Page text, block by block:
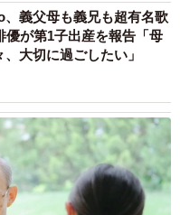
義父母も義兄も超有名歌
優が第1子出産を報告「母
大切に過ごしたい」